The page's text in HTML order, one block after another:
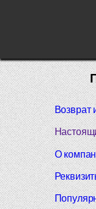
Возврат
О